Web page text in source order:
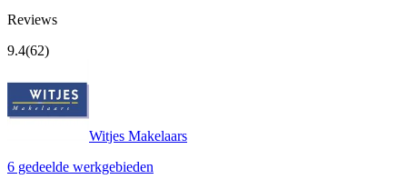
Reviews
9.4(62)
Witjes Makelaars
6 gedeelde werkgebieden